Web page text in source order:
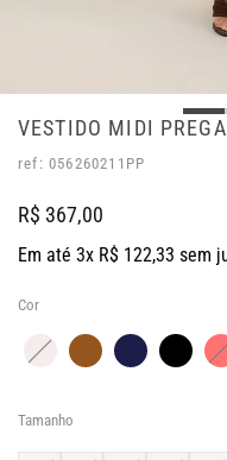
VESTIDO MIDI
ref: 056260211PP
R$ 367,00
Em até 3x R$ 122,33 sem
Cor
Tamanho